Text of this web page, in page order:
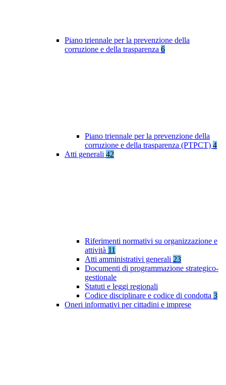
Piano triennale per la prevenzione della
corruzione e della trasparenza 6
Piano triennale per la prevenzione della
corruzione e della trasparenza (PTPCT) 4
Atti generali 42
Riferimenti normativi su organizzazione e
attività 11
Atti amministrativi generali 23
Documenti di programmazione strategico-
gestionale
Statuti e leggi regionali
Codice disciplinare e codice di condotta 3
Oneri informativi per cittadini e imprese